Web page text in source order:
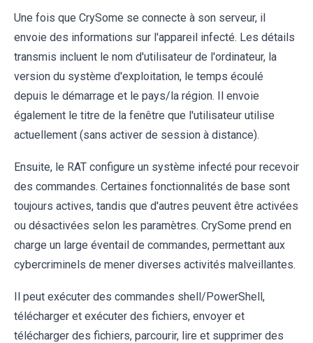
Une fois que CrySome se connecte à son serveur, il
envoie des informations sur l'appareil infecté. Les détails
transmis incluent le nom d'utilisateur de l'ordinateur, la
version du système d'exploitation, le temps écoulé
depuis le démarrage et le pays/la région. Il envoie
également le titre de la fenêtre que l'utilisateur utilise
actuellement (sans activer de session à distance).
Ensuite, le RAT configure un système infecté pour recevoir
des commandes. Certaines fonctionnalités de base sont
toujours actives, tandis que d'autres peuvent être activées
ou désactivées selon les paramètres. CrySome prend en
charge un large éventail de commandes, permettant aux
cybercriminels de mener diverses activités malveillantes.
Il peut exécuter des commandes shell/PowerShell,
télécharger et exécuter des fichiers, envoyer et
télécharger des fichiers, parcourir, lire et supprimer des